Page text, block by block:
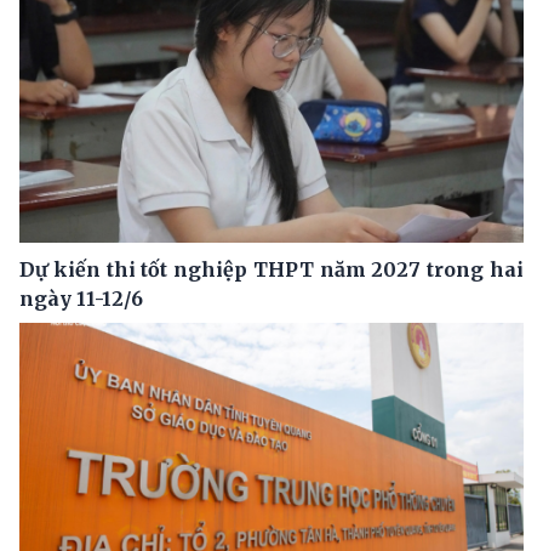
Dự kiến thi tốt nghiệp THPT năm 2027 trong hai
ngày 11-12/6